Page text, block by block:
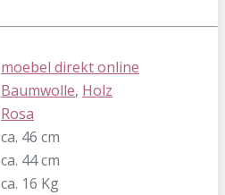
moebel direkt online
Baumwolle, Holz
Rosa
ca. 46 cm
ca. 44 cm
ca. 16 Kg